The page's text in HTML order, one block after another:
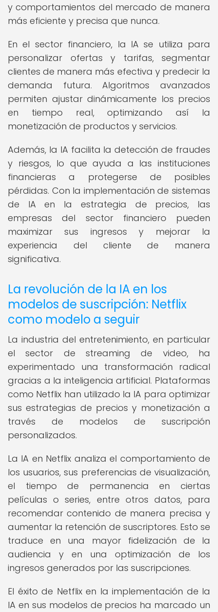
y comportamientos del mercado de manera
más eficiente y precisa que nunca.
En el sector financiero, la IA se utiliza para
personalizar ofertas y tarifas, segmentar
clientes de manera más efectiva y predecir la
demanda futura. Algoritmos avanzados
permiten ajustar dinámicamente los precios
en tiempo real, optimizando así la
monetización de productos y servicios.
Además, la IA facilita la detección de fraudes
y riesgos, lo que ayuda a las instituciones
financieras a protegerse de posibles
pérdidas. Con la implementación de sistemas
de IA en la estrategia de precios, las
empresas del sector financiero pueden
maximizar sus ingresos y mejorar la
experiencia del cliente de manera
significativa.
La revolución de la IA en los
modelos de suscripción: Netflix
como modelo a seguir
La industria del entretenimiento, en particular
el sector de streaming de video, ha
experimentado una transformación radical
gracias a la inteligencia artificial. Plataformas
como Netflix han utilizado la IA para optimizar
sus estrategias de precios y monetización a
través de modelos de suscripción
personalizados.
La IA en Netflix analiza el comportamiento de
los usuarios, sus preferencias de visualización,
el tiempo de permanencia en ciertas
películas o series, entre otros datos, para
recomendar contenido de manera precisa y
aumentar la retención de suscriptores. Esto se
traduce en una mayor fidelización de la
audiencia y en una optimización de los
ingresos generados por las suscripciones.
El éxito de Netflix en la implementación de la
IA en sus modelos de precios ha marcado un